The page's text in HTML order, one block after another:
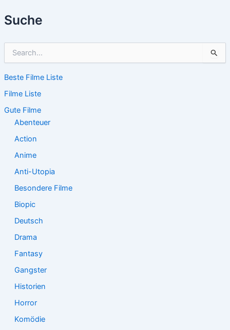
Suche
h
n
n
Beste Filme Liste
Filme Liste
Gute Filme
Abenteuer
Action
Anime
Anti-Utopia
Besondere Filme
Biopic
Deutsch
Drama
Fantasy
Gangster
Historien
Horror
Komödie